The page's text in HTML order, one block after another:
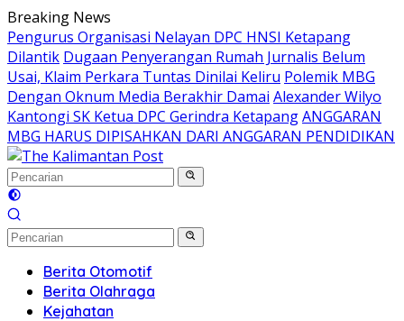
Langsung
ke
konten
Breaking News
Pengurus Organisasi Nelayan DPC HNSI Ketapang
Dilantik Dugaan Penyerangan Rumah Jurnalis Belum
Usai, Klaim Perkara Tuntas Dinilai Keliru Polemik MBG
Dengan Oknum Media Berakhir Damai Alexander Wilyo
Kantongi SK Ketua DPC Gerindra KetapangANGGARAN
MBG HARUS DIPISAHKAN DARI ANGGARAN PENDIDIKAN
Berita Otomotif
Berita Olahraga
Kejahatan